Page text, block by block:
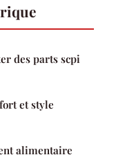
des parts scpi
et style
alimentaire